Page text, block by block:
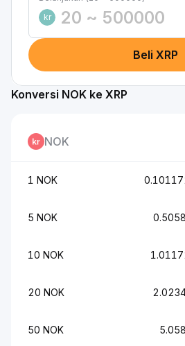
kr
Beli XRP
Konversi NOK ke XRP
NOK
1 NOK
5 NOK
10 NOK
20 NOK
50 NOK